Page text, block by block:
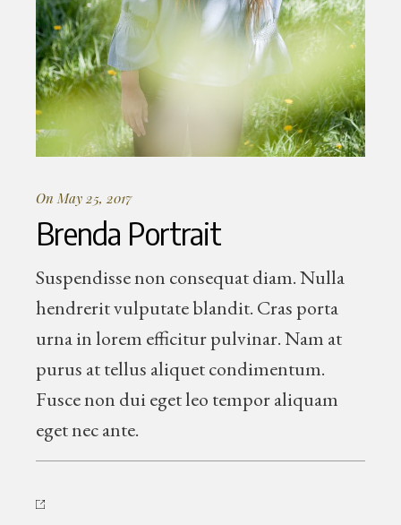
On May 25, 2017
Brenda Portrait
Suspendisse non consequat diam. Nulla
hendrerit vulputate blandit. Cras porta
urna in lorem efficitur pulvinar. Nam at
purus at tellus aliquet condimentum.
Fusce non dui eget leo tempor aliquam
eget nec ante.